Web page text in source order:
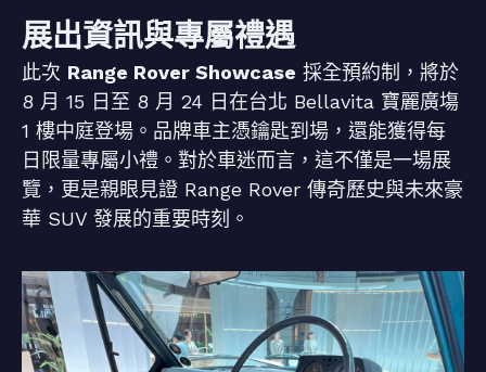
展出資訊與專屬禮遇
此次 Range Rover Showcase 採全預約制，將於
8 月 15 日至 8 月 24 日在台北 Bellavita 寶麗廣塲
1 樓中庭登場。品牌車主憑鑰匙到場，還能獲得每
日限量專屬小禮。對於車迷而言，這不僅是一場展
覽，更是親眼見證 Range Rover 傳奇歷史與未來豪
華 SUV 發展的重要時刻。